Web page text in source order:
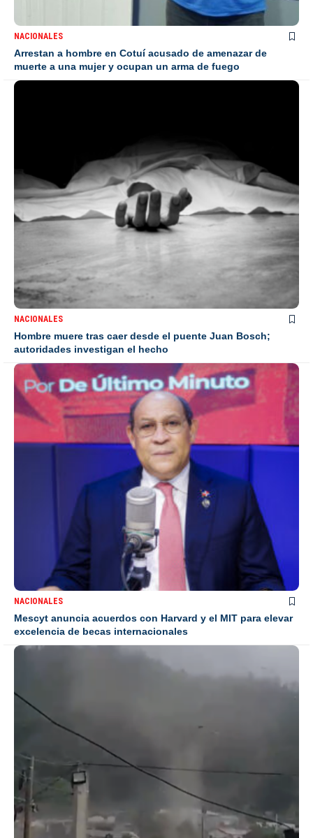
NACIONALES
Arrestan a hombre en Cotuí acusado de amenazar de
muerte a una mujer y ocupan un arma de fuego
NACIONALES
Hombre muere tras caer desde el puente Juan Bosch;
autoridades investigan el hecho
NACIONALES
Mescyt anuncia acuerdos con Harvard y el MIT para elevar
excelencia de becas internacionales